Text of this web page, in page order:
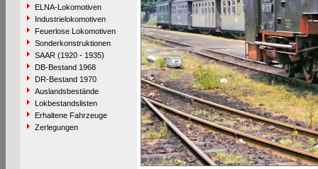
ELNA-Lokomotiven
Industrielokomotiven
Feuerlose Lokomotiven
Sonderkonstruktionen
SAAR (1920 - 1935)
DB-Bestand 1968
DR-Bestand 1970
Auslandsbestände
Lokbestandslisten
Erhaltene Fahrzeuge
Zerlegungen